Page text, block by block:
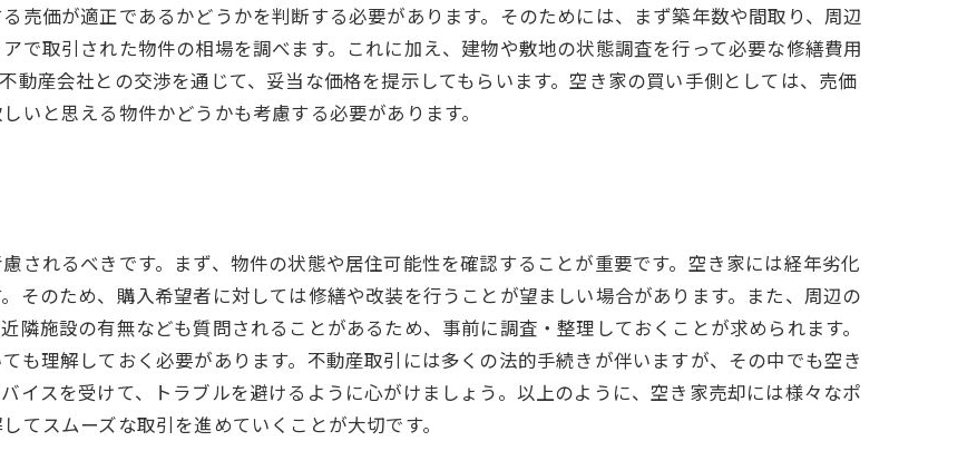
売価が適正であるかどうかを判断する必要があります。そのためには、まず築年数や間取り、周辺
で取引された物件の相場を調べます。これに加え、建物や敷地の状態調査を行って必要な修繕費用
動産会社との交渉を通じて、妥当な価格を提示してもらいます。空き家の買い手側としては、売価
いと思える物件かどうかも考慮する必要があります。
されるべきです。まず、物件の状態や居住可能性を確認することが重要です。空き家には経年劣化
そのため、購入希望者に対しては修繕や改装を行うことが望ましい場合があります。また、周辺の
隣施設の有無なども質問されることがあるため、事前に調査・整理しておくことが求められます。
も理解しておく必要があります。不動産取引には多くの法的手続きが伴いますが、その中でも空き
イスを受けて、トラブルを避けるように心がけましょう。以上のように、空き家売却には様々なポ
てスムーズな取引を進めていくことが大切です。